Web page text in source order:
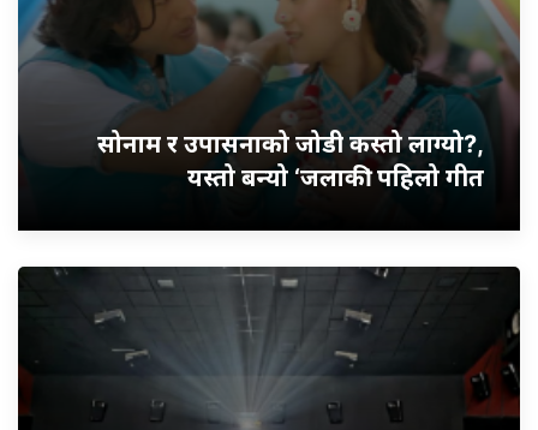
सोनाम र उपासनाको जोडी कस्तो लाग्यो?,
यस्तो बन्यो ‘जलाकी’ पहिलो गीत